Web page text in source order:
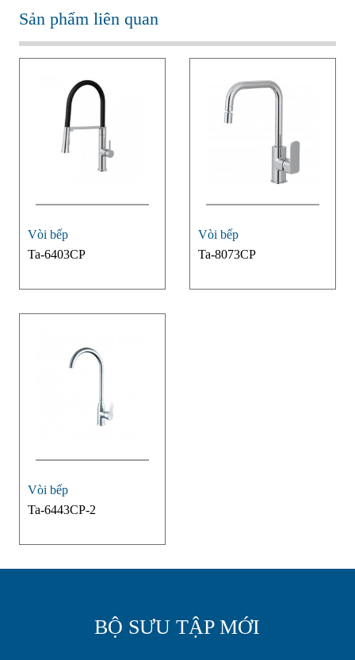
Sản phẩm liên quan
Vòi bếp
Ta-6403CP
Vòi bếp
Ta-8073CP
Vòi bếp
Ta-6443CP-2
BỘ SƯU TẬP MỚI